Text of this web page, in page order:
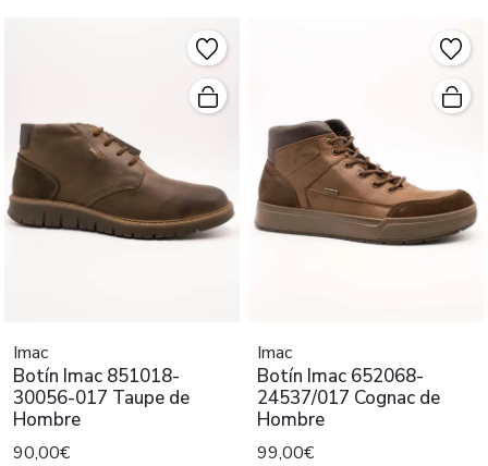
Imac
Botín Imac 851018-
30056-017 Taupe de
Hombre
90,00€
Imac
Botín Imac 652068-
24537/017 Cognac de
Hombre
99,00€